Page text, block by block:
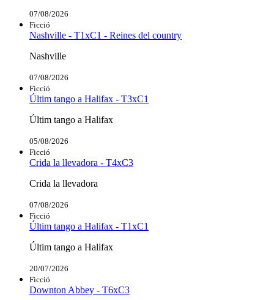
07/08/2026
Ficció
Nashville - T1xC1 - Reines del country
Nashville
07/08/2026
Ficció
Últim tango a Halifax - T3xC1
Últim tango a Halifax
05/08/2026
Ficció
Crida la llevadora - T4xC3
Crida la llevadora
07/08/2026
Ficció
Últim tango a Halifax - T1xC1
Últim tango a Halifax
20/07/2026
Ficció
Downton Abbey - T6xC3